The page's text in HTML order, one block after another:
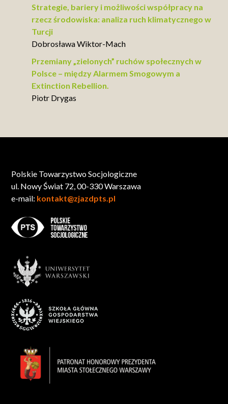
Strategie, bariery i możliwości współpracy na
rzecz środowiska: analiza ruch klimatycznego w
Turcji
Dobrosława Wiktor-Mach
Przemiany „zielonych” ruchów społecznych w
Polsce – między Alarmem Smogowym a
Extinction Rebellion.
Piotr Drygas
Polskie Towarzystwo Socjologiczne
ul. Nowy Świat 72, 00-330 Warszawa
e-mail: kontakt@zjazdpts.pl